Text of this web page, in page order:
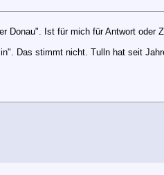
Donau". Ist für mich für Antwort oder
Das stimmt nicht. Tulln hat seit